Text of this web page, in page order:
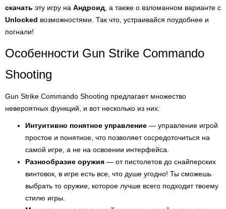
скачать эту игру на Андроид , а также о взломанном варианте с
Unlocked возможностями. Так что, устраивайся поудобнее и
погнали!
Особенности Gun Strike Commando
Shooting
Gun Strike Commando Shooting предлагает множество
невероятных функций, и вот несколько из них:
Интуитивно понятное управление — управление игрой
простое и понятное, что позволяет сосредоточиться на
самой игре, а не на освоении интерфейса.
Разнообразие оружия — от пистолетов до снайперских
винтовок, в игре есть все, что душе угодно! Ты сможешь
выбрать то оружие, которое лучше всего подходит твоему
стилю игры.